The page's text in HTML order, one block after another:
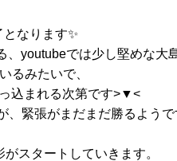
なります✨
youtubeでは少し堅めな大
るみたいで、
込まれる次第です>▼<
、緊張がまだまだ勝るよう
スタートしていきます。